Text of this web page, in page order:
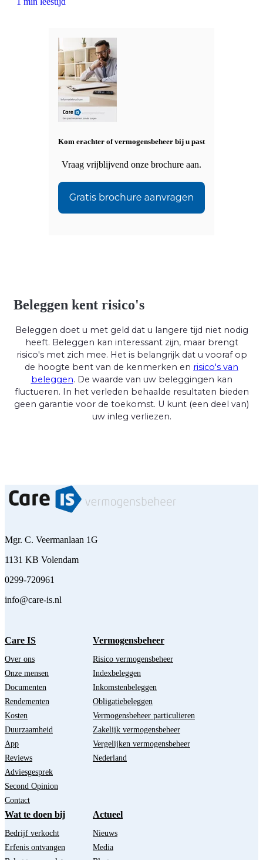
Kom erachter of vermogensbeheer bij u past
Vraag vrijblijvend onze brochure aan.
Beleggen kent risico's
Beleggen doet u met geld dat u langere tijd niet nodig
heeft. Beleggen kan interessant zijn, maar brengt
risico's met zich mee. Het is belangrijk dat u vooraf op
de hoogte bent van de kenmerken en risico's van
beleggen. De waarde van uw beleggingen kan
fluctueren. In het verleden behaalde resultaten bieden
geen garantie voor de toekomst. U kunt (een deel van)
uw inleg verliezen.
Mgr. C. Veermanlaan 1G
1131 KB Volendam
0299-720961
info@care-is.nl
Care IS
Over ons
Onze mensen
Documenten
Rendementen
Kosten
Duurzaamheid
App
Reviews
Adviesgesprek
Second Opinion
Contact
Vermogensbeheer
Risico vermogensbeheer
Indexbeleggen
Inkomstenbeleggen
Obligatiebeleggen
Vermogensbeheer particulieren
Zakelijk vermogensbeheer
Vergelijken vermogensbeheer
Nederland
Wat te doen bij
Bedrijf verkocht
Erfenis ontvangen
Actueel
Nieuws
Media